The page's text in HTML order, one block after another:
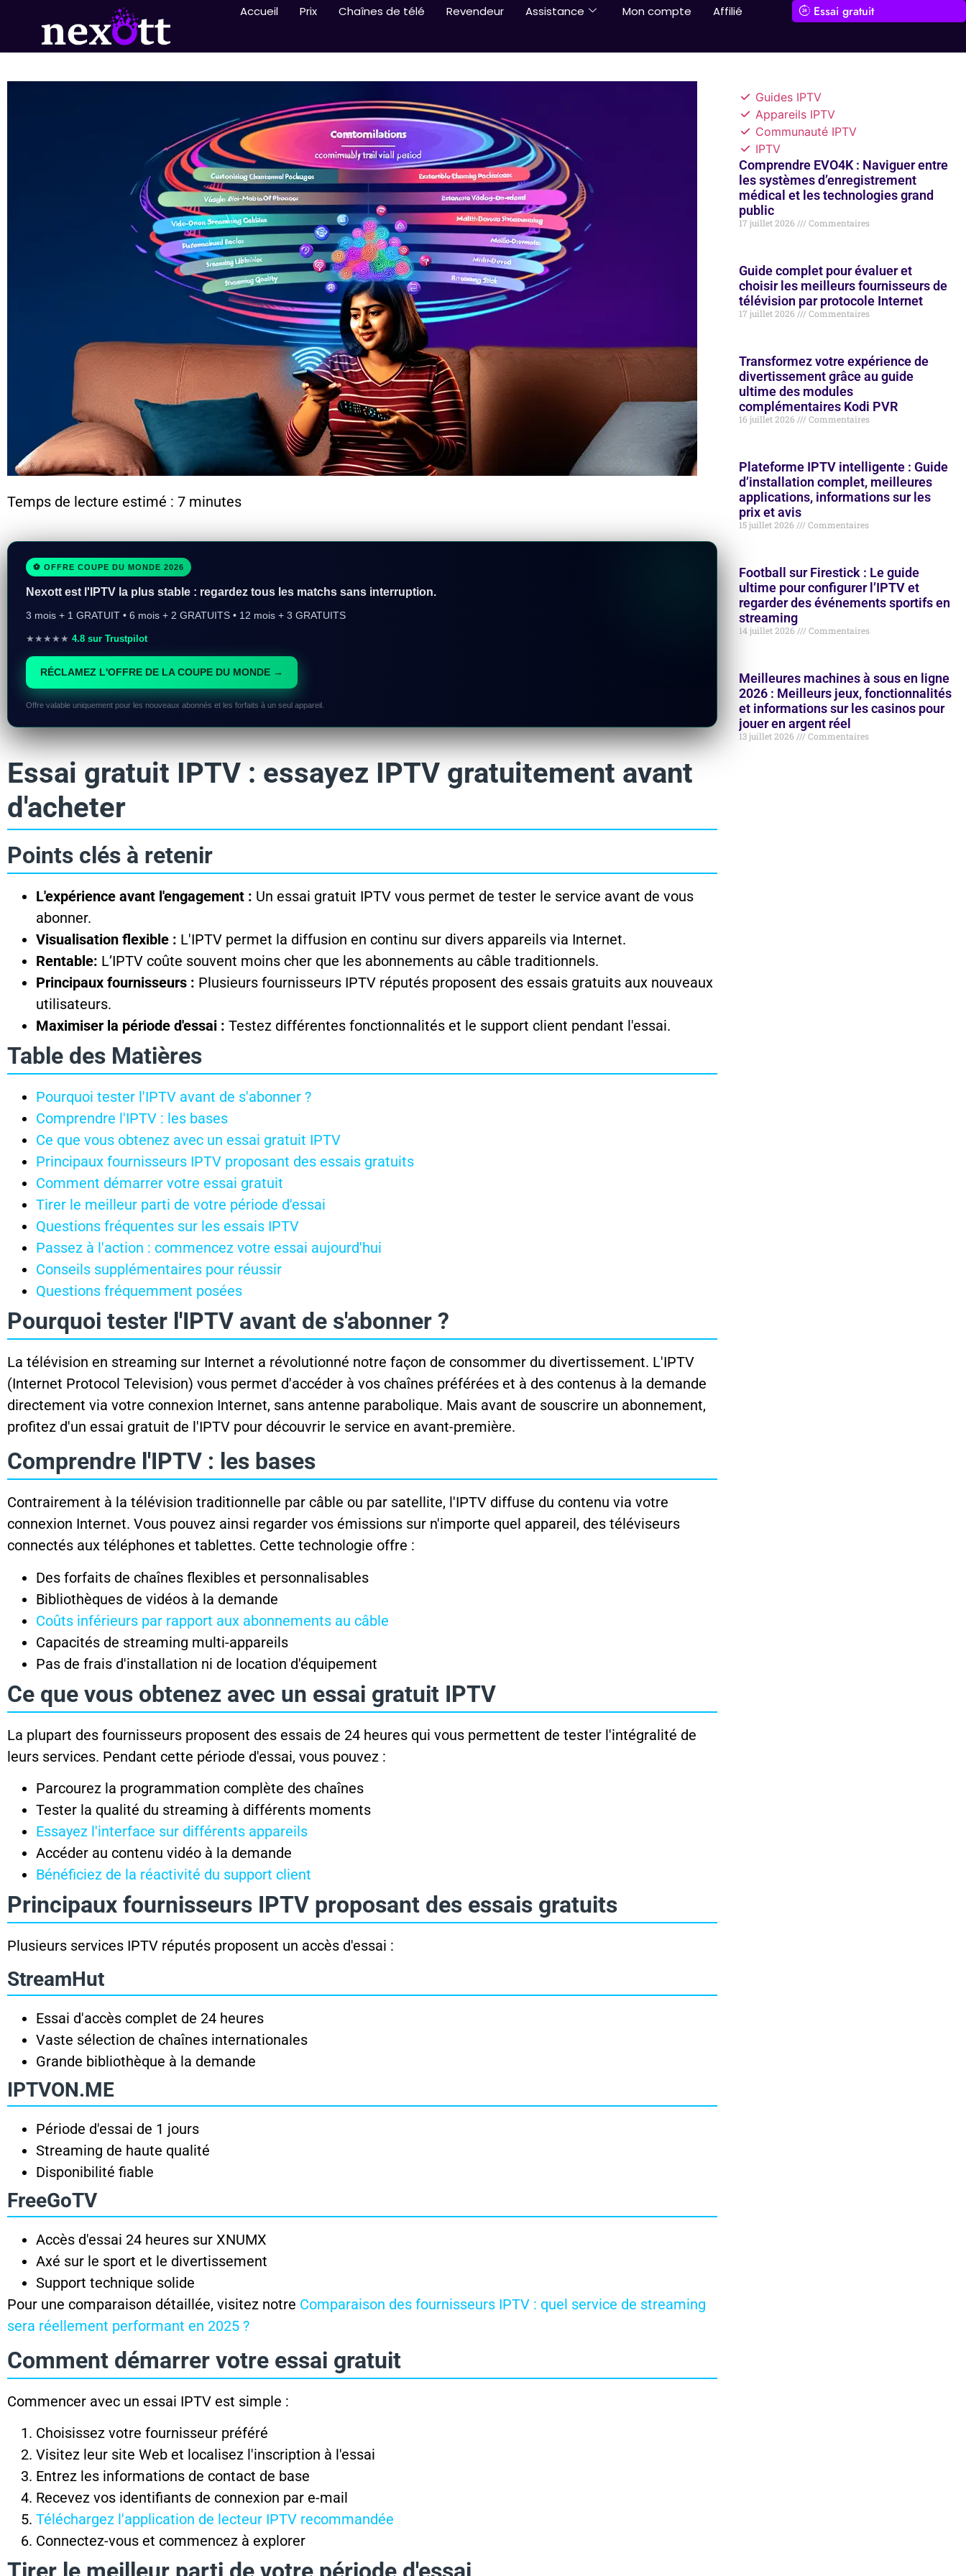
Accueil Prix Chaînes de télé Revendeur Assistance Mon compte Affilié Essai gratuit
Temps de lecture estimé : 7 minutes
⚽ OFFRE COUPE DU MONDE 2026
Nexott est l'IPTV la plus stable : regardez tous les matchs sans interruption.
3 mois + 1 GRATUIT • 6 mois + 2 GRATUITS • 12 mois + 3 GRATUITS
★★★★★ 4.8 sur Trustpilot
RÉCLAMEZ L'OFFRE DE LA COUPE DU MONDE →
Offre valable uniquement pour les nouveaux abonnés et les forfaits à un seul appareil.
Essai gratuit IPTV : essayez IPTV gratuitement avant
d'acheter
Points clés à retenir
L'expérience avant l'engagement : Un essai gratuit IPTV vous permet de tester le service avant de vous
abonner.
Visualisation flexible : L'IPTV permet la diffusion en continu sur divers appareils via Internet.
Rentable: L’IPTV coûte souvent moins cher que les abonnements au câble traditionnels.
Principaux fournisseurs : Plusieurs fournisseurs IPTV réputés proposent des essais gratuits aux nouveaux
utilisateurs.
Maximiser la période d'essai : Testez différentes fonctionnalités et le support client pendant l'essai.
Table des Matières
Pourquoi tester l'IPTV avant de s'abonner ?
Comprendre l'IPTV : les bases
Ce que vous obtenez avec un essai gratuit IPTV
Principaux fournisseurs IPTV proposant des essais gratuits
Comment démarrer votre essai gratuit
Tirer le meilleur parti de votre période d'essai
Questions fréquentes sur les essais IPTV
Passez à l'action : commencez votre essai aujourd'hui
Conseils supplémentaires pour réussir
Questions fréquemment posées
Pourquoi tester l'IPTV avant de s'abonner ?
La télévision en streaming sur Internet a révolutionné notre façon de consommer du divertissement. L'IPTV
(Internet Protocol Television) vous permet d'accéder à vos chaînes préférées et à des contenus à la demande
directement via votre connexion Internet, sans antenne parabolique. Mais avant de souscrire un abonnement,
profitez d'un essai gratuit de l'IPTV pour découvrir le service en avant-première.
Comprendre l'IPTV : les bases
Contrairement à la télévision traditionnelle par câble ou par satellite, l'IPTV diffuse du contenu via votre
connexion Internet. Vous pouvez ainsi regarder vos émissions sur n'importe quel appareil, des téléviseurs
connectés aux téléphones et tablettes. Cette technologie offre :
Des forfaits de chaînes flexibles et personnalisables
Bibliothèques de vidéos à la demande
Coûts inférieurs par rapport aux abonnements au câble
Capacités de streaming multi-appareils
Pas de frais d'installation ni de location d'équipement
Ce que vous obtenez avec un essai gratuit IPTV
La plupart des fournisseurs proposent des essais de 24 heures qui vous permettent de tester l'intégralité de
leurs services. Pendant cette période d'essai, vous pouvez :
Parcourez la programmation complète des chaînes
Tester la qualité du streaming à différents moments
Essayez l'interface sur différents appareils
Accéder au contenu vidéo à la demande
Bénéficiez de la réactivité du support client
Principaux fournisseurs IPTV proposant des essais gratuits
Plusieurs services IPTV réputés proposent un accès d'essai :
StreamHut
Essai d'accès complet de 24 heures
Vaste sélection de chaînes internationales
Grande bibliothèque à la demande
IPTVON.ME
Période d'essai de 1 jours
Streaming de haute qualité
Disponibilité fiable
FreeGoTV
Accès d'essai 24 heures sur XNUMX
Axé sur le sport et le divertissement
Support technique solide
Pour une comparaison détaillée, visitez notre Comparaison des fournisseurs IPTV : quel service de streaming
sera réellement performant en 2025 ?
Comment démarrer votre essai gratuit
Commencer avec un essai IPTV est simple :
Choisissez votre fournisseur préféré
Visitez leur site Web et localisez l'inscription à l'essai
Entrez les informations de contact de base
Recevez vos identifiants de connexion par e-mail
Téléchargez l'application de lecteur IPTV recommandée
Connectez-vous et commencez à explorer
Guides IPTV
Appareils IPTV
Communauté IPTV
IPTV
Comprendre EVO4K : Naviguer entre
les systèmes d’enregistrement
médical et les technologies grand
public
17 juillet 2026 Commentaires
Guide complet pour évaluer et
choisir les meilleurs fournisseurs de
télévision par protocole Internet
17 juillet 2026 Commentaires
Transformez votre expérience de
divertissement grâce au guide
ultime des modules
complémentaires Kodi PVR
16 juillet 2026 Commentaires
Plateforme IPTV intelligente : Guide
d’installation complet, meilleures
applications, informations sur les
prix et avis
15 juillet 2026 Commentaires
Football sur Firestick : Le guide
ultime pour configurer l’IPTV et
regarder des événements sportifs en
streaming
14 juillet 2026 Commentaires
Meilleures machines à sous en ligne
2026 : Meilleurs jeux, fonctionnalités
et informations sur les casinos pour
jouer en argent réel
13 juillet 2026 Commentaires